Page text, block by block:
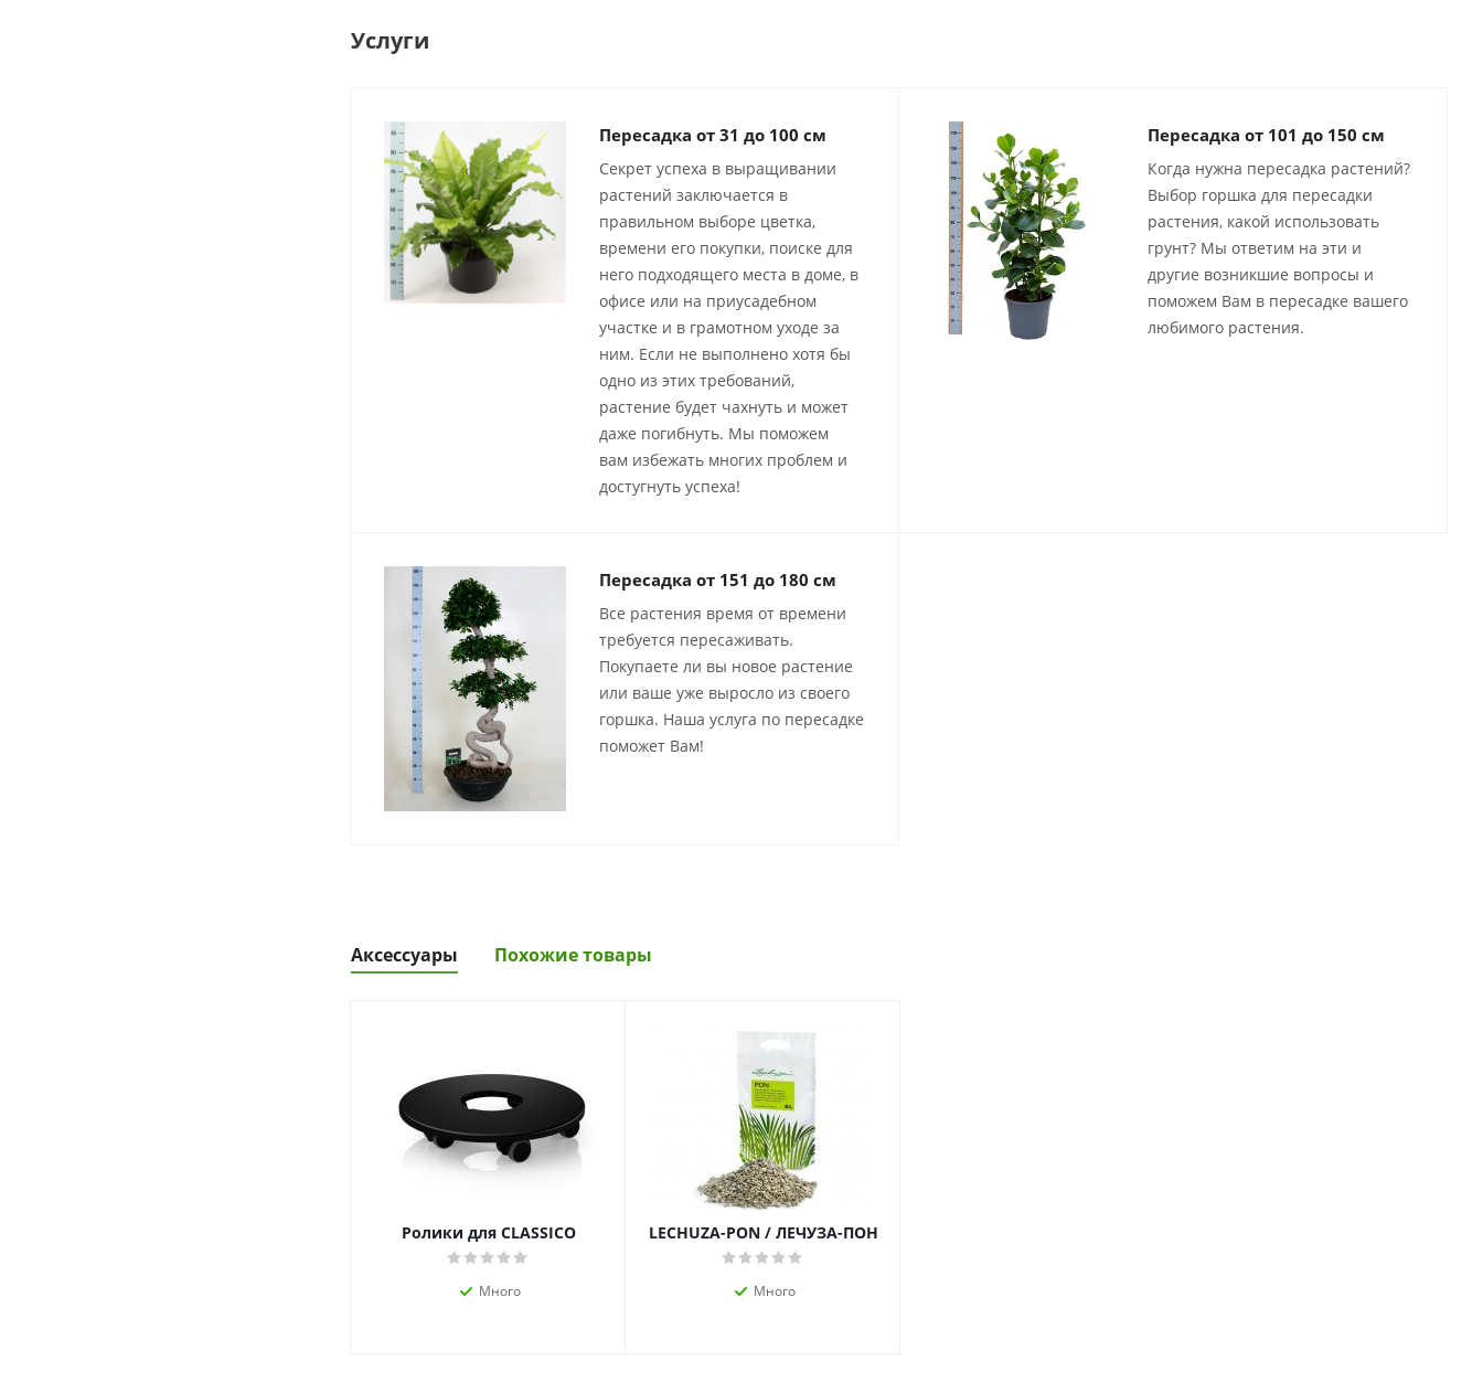
Услуги
Пересадка от 31 до 100 см
Секрет успеха в выращивании
растений заключается в
правильном выборе цветка,
времени его покупки, поиске для
него подходящего места в доме, в
офисе или на приусадебном
участке и в грамотном уходе за
ним. Если не выполнено хотя бы
одно из этих требований,
растение будет чахнуть и может
даже погибнуть. Мы поможем
вам избежать многих проблем и
достугнуть успеха!
Пересадка от 101 до 150 см
Когда нужна пересадка растений?
Выбор горшка для пересадки
растения, какой использовать
грунт? Мы ответим на эти и
другие возникшие вопросы и
поможем Вам в пересадке вашего
любимого растения.
Пересадка от 151 до 180 см
Все растения время от времени
требуется пересаживать.
Покупаете ли вы новое растение
или ваше уже выросло из своего
горшка. Наша услуга по пересадке
поможет Вам!
Аксессуары Похожие товары
Ролики для CLASSICO
Много
LECHUZA-PON / ЛЕЧУЗА-ПОН
Много